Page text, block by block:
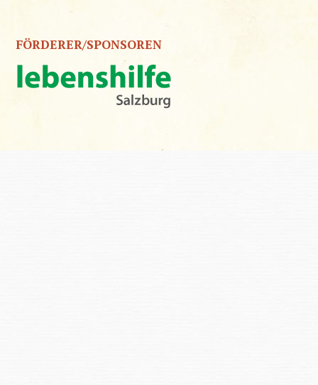
FÖRDERER/SPONSOREN